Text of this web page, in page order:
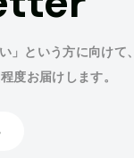
」という方に向けて、
度お届けします。